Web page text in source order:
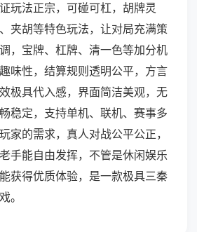
玩法正宗，可碰可杠，胡牌灵
夹胡等特色玩法，让对局充满策
，宝牌、杠牌、清一色等加分机
味性，结算规则透明公平，方言
极具代入感，界面简洁美观，无
稳定，支持单机、联机、赛事多
家的需求，真人对战公平公正，
手能自由发挥，不管是休闲娱乐
获得优质体验，是一款极具三秦
。